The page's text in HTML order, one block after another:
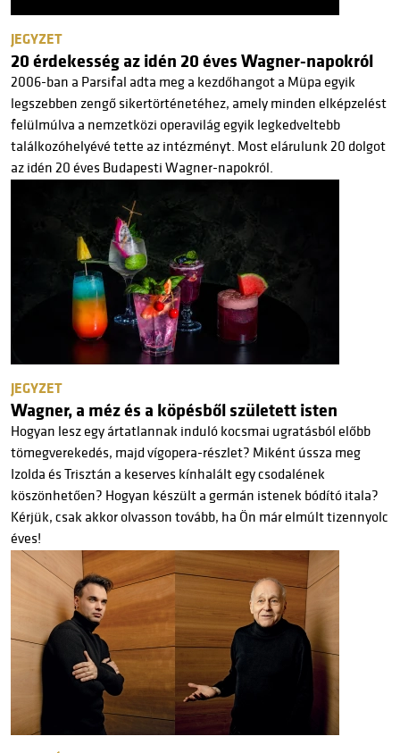
JEGYZET
20 érdekesség az idén 20 éves Wagner-napokról
2006-ban a Parsifal adta meg a kezdőhangot a Müpa egyik
legszebben zengő sikertörténetéhez, amely minden elképzelést
felülmúlva a nemzetközi operavilág egyik legkedveltebb
találkozóhelyévé tette az intézményt. Most elárulunk 20 dolgot
az idén 20 éves Budapesti Wagner-napokról.
JEGYZET
Wagner, a méz és a köpésből született isten
Hogyan lesz egy ártatlannak induló kocsmai ugratásból előbb
tömegverekedés, majd vígopera-részlet? Miként ússza meg
Izolda és Trisztán a keserves kínhalált egy csodalének
köszönhetően? Hogyan készült a germán istenek bódító itala?
Kérjük, csak akkor olvasson tovább, ha Ön már elmúlt tizennyolc
éves!